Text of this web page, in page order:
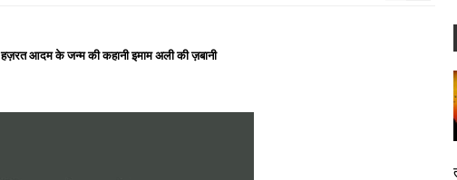
हज़रत आदम के जन्म की कहानी इमाम अली की ज़बानी